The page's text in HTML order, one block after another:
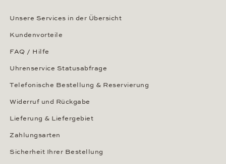
Unsere Services in der Übersicht
Kundenvorteile
FAQ / Hilfe
Uhrenservice Statusabfrage
Telefonische Bestellung & Reservierung
Widerruf und Rückgabe
Lieferung & Liefergebiet
Zahlungsarten
Sicherheit Ihrer Bestellung